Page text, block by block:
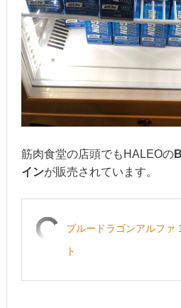
筋肉食堂の店頭でもHALEOの
インが販売されています。
ブルードラゴンアルファ
ト